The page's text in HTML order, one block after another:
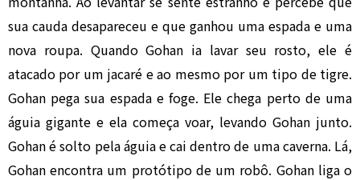
sua cauda desapareceu e que ganhou uma espada e uma
nova roupa. Quando Gohan ia lavar seu rosto, ele é
atacado por um jacaré e ao mesmo por um tipo de tigre.
Gohan pega sua espada e foge. Ele chega perto de uma
águia gigante e ela começa voar, levando Gohan junto.
Gohan é solto pela águia e cai dentro de uma caverna. Lá,
Gohan encontra um protótipo de um robô. Gohan liga o